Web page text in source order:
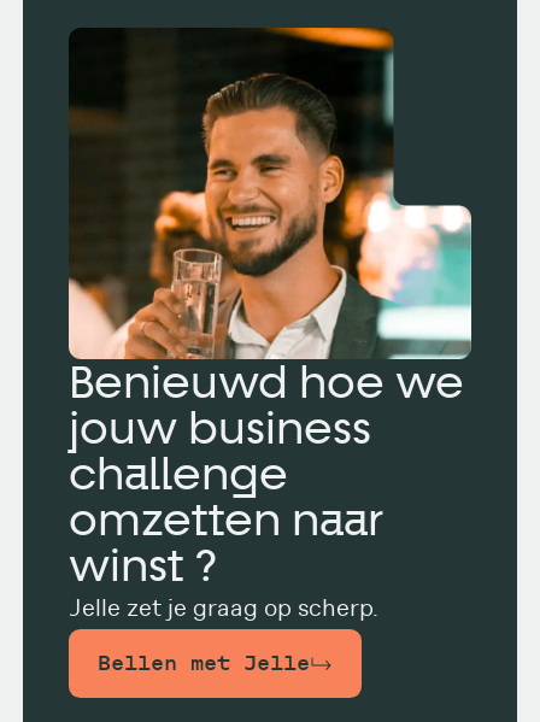
Benieuwd hoe we
jouw business
challenge
omzetten naar
winst ?
Jelle zet je graag op scherp.
Bellen met Jelle